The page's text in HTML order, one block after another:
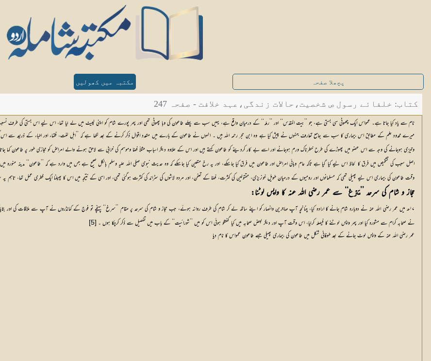
پچھلا صفحہ مکتبہ میں کھولیں
کتاب: خلفائے رسول ص شخصیت،حالات زندگی،عہد خلافت - صفحہ 247
نام سے یاد کیا جاتا ہے۔ عمواس ایک چھوٹی سی بستی ہے، جو ’’بیت المقدس‘‘ اور ’’رملہ‘‘ کے درمیان واقع ہے، یہیں سب سے پہلے طاعون کی وبا پھوٹی تھی اور پھر پورے شام کو اپنی لپیٹ میں لے لیا تھا، اس لیے اس بستی کی
میرے محدود علم کے مطابق اس بیماری کا سب سے جامع تعارف جنہوں نے پیش کیا ہے وہ ابن حجر رحمہ اللہ ہیں ۔ انہوں نے طاعون کے بارے میں متعدد اقوال ذکر کرنے کے بعد لکھا ہے کہ ’’اہل لغت، فقہاء اور اطباء کے ذریعہ سے
وتیزی ہوجانے کی وجہ سے اس عضو میں پھوڑے کی طرح خطرناک ورم ہوجانے اور اسے بے کار کردینے کو طاعون کہتے ہیں اور اس کے علاوہ دیگر اسباب مثلاً فضا وموسم کی خرابی سے لاحق ہونے والے امراض کو مجازی طور پر طاعون
اصل سبب کی تشخیص میں فرق کا لحاظ اس لیے کیا گیا ہے تاکہ عام وبائی امراض اور طاعون میں فرق کیا جاسکے، اور یہ رخ متعین کیا جاسکے کہ وہ حدیث نبوی صلی اللہ علیہ وسلم بالکل صحیح ہے جس میں وارد ہے کہ ’’طاعون‘‘ مدینہ
وقت طاعون کی بیماری اس لیے پھیلی تھی کہ مسلمانوں اور رومیوں کے درمیان طویل خونریزی، مقتولین کی کثرت، فضا کے تعفن، اور مردہ لاشوں کی سٹراند کی کثرت ہوگئی تھی، اور اسی کے نتیجہ میں اس کا پھیلنا ایک فطری عمل تھا، تاہم
حجاز و شام کی سرحد ’’سَرْغ ‘‘ سے عمر رضی اللہ عنہ کا واپس لوٹنا:
۱۷ھ میں عمر رضی اللہ عنہ نے دوبارہ شام جانے کا ارادہ کیا، چنانچہ آپ مہاجرین وانصار کو اپنے ساتھ لے کر شام کی طرف روانہ ہوئے، جب حجاز و شام کی سرحد پر مقام ’’سرغ‘‘ پہنچے تو فوج کے کمانڈروں نے آپ سے ملاقات کی
نے صحابہ کرام سے مشورہ کیا اور پھر واپس لوٹنے کا فیصلہ کرلیا، اس وقت آپ اور دیگر بعض صحابہ میں کیا گفتگو ہوئی اس کو میں ’’شورائیت‘‘ کے باب میں تفصیل سے ذکر کرچکا ہوں ۔ [5]
عمر رضی اللہ عنہ کے واپس لوٹ جانے کے بعد طوفانی شکل میں طاعون کی بیماری پھیلی جسے طاعون عمواس کا نام دیا